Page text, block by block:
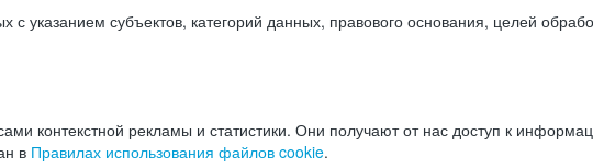
указанием субъектов, категорий данных, правового основания, целей
контекстной рекламы и статистики. Они получают от нас доступ к
в Правилах использования файлов cookie.